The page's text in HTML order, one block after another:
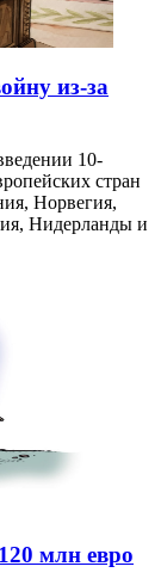
из-за
10-
стран
Норвегия,
Нидерланды и
млн евро